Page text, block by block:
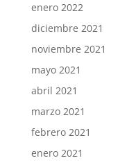
enero 2022
diciembre 2021
noviembre 2021
mayo 2021
abril 2021
marzo 2021
febrero 2021
enero 2021